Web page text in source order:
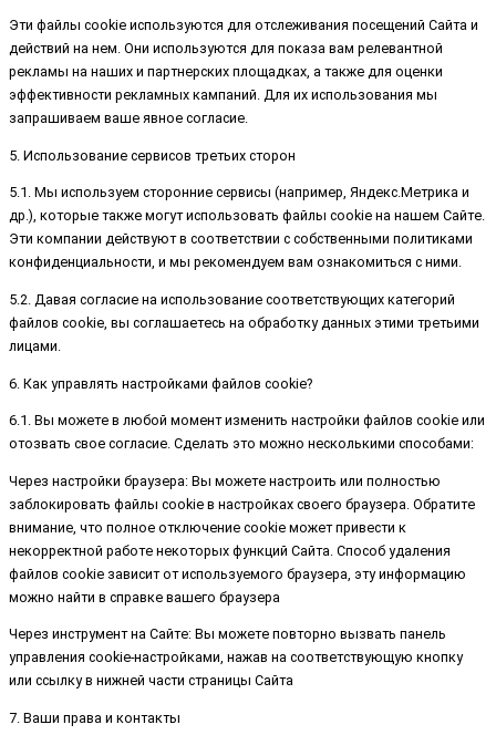
Эти файлы cookie используются для отслеживания посещений Сайта и
действий на нем. Они используются для показа вам релевантной
рекламы на наших и партнерских площадках, а также для оценки
эффективности рекламных кампаний. Для их использования мы
запрашиваем ваше явное согласие.
5. Использование сервисов третьих сторон
5.1. Мы используем сторонние сервисы (например, Яндекс.Метрика и
др.), которые также могут использовать файлы cookie на нашем Сайте.
Эти компании действуют в соответствии с собственными политиками
конфиденциальности, и мы рекомендуем вам ознакомиться с ними.
5.2. Давая согласие на использование соответствующих категорий
файлов cookie, вы соглашаетесь на обработку данных этими третьими
лицами.
6. Как управлять настройками файлов cookie?
6.1. Вы можете в любой момент изменить настройки файлов cookie или
отозвать свое согласие. Сделать это можно несколькими способами:
Через настройки браузера: Вы можете настроить или полностью
заблокировать файлы cookie в настройках своего браузера. Обратите
внимание, что полное отключение cookie может привести к
некорректной работе некоторых функций Сайта. Способ удаления
файлов cookie зависит от используемого браузера, эту информацию
можно найти в справке вашего браузера
Через инструмент на Сайте: Вы можете повторно вызвать панель
управления cookie-настройками, нажав на соответствующую кнопку
или ссылку в нижней части страницы Сайта
7. Ваши права и контакты